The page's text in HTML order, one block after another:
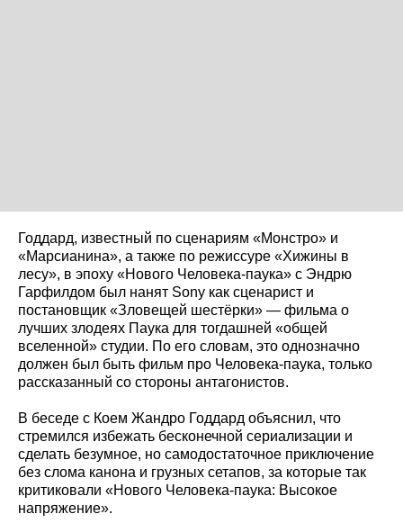
Годдард, известный по сценариям «Монстро» и
«Марсианина», а также по режиссуре «Хижины в
лесу», в эпоху «Нового Человека-паука» с Эндрю
Гарфилдом был нанят Sony как сценарист и
постановщик «Зловещей шестёрки» — фильма о
лучших злодеях Паука для тогдашней «общей
вселенной» студии. По его словам, это однозначно
должен был быть фильм про Человека-паука, только
рассказанный со стороны антагонистов.
В беседе с Коем Жандро Годдард объяснил, что
стремился избежать бесконечной сериализации и
сделать безумное, но самодостаточное приключение
без слома канона и грузных сетапов, за которые так
критиковали «Нового Человека-паука: Высокое
напряжение».